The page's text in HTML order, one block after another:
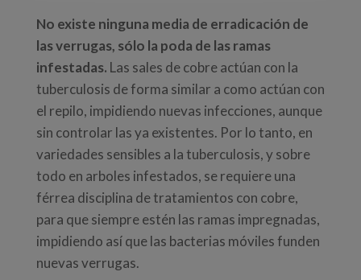
No existe ninguna media de erradicación de
las verrugas, sólo la poda de las ramas
infestadas. Las sales de cobre actúan con la
tuberculosis de forma similar a como actúan con
el repilo, impidiendo nuevas infecciones, aunque
sin controlar las ya existentes. Por lo tanto, en
variedades sensibles a la tuberculosis, y sobre
todo en arboles infestados, se requiere una
férrea disciplina de tratamientos con cobre,
para que siempre estén las ramas impregnadas,
impidiendo así que las bacterias móviles funden
nuevas verrugas.